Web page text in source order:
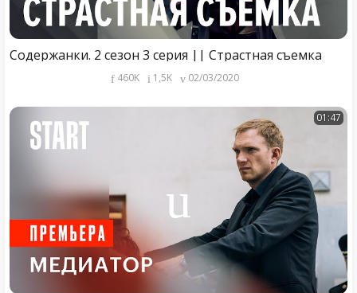
Содержанки. 2 сезон 3 серия || Страстная съемка
460K 1,5K 02/03/2020
01:47